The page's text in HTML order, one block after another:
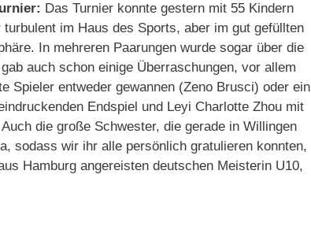
Das Turnier konnte gestern mit 55 Kindern
im Haus des Sports, aber im gut gefüllten
In mehreren Paarungen wurde sogar über die
auch schon einige Überraschungen, vor allem
Spieler entweder gewannen (Zeno Brusci) oder ein
Endspiel und Leyi Charlotte Zhou mit
die große Schwester, die gerade in Willingen
sodass wir ihr alle persönlich gratulieren konnten,
Hamburg angereisten deutschen Meisterin U10,